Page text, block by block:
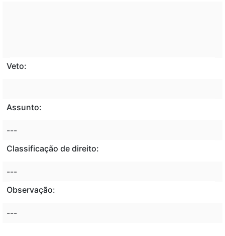
Veto:
Assunto:
---
Classificação de direito:
---
Observação:
---